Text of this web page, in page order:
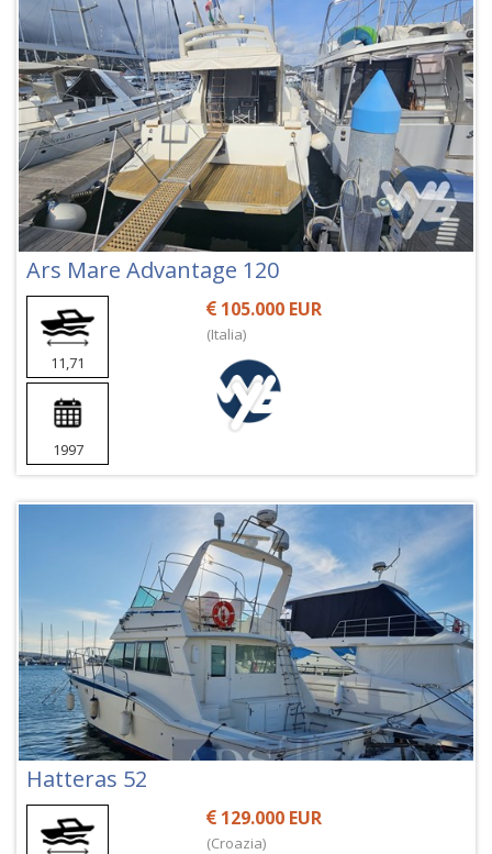
Ars Mare Advantage 120
11,71
1997
105.000 EUR
(Italia)
Hatteras 52
129.000 EUR
(Croazia)